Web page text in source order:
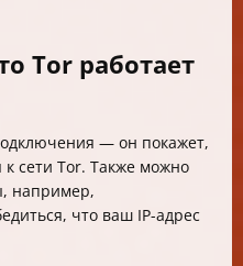
Tor работает
— он покажет,
сети Tor. Также можно
например,
что ваш IP-адрес